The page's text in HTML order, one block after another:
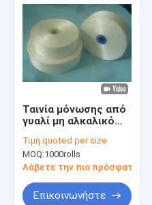
Ταινία μόνωσης από
γυαλί μη αλκαλικό
απλή υφαντική
Τιμή:quoted per size
MOQ:1000rolls
Λάβετε την πιο πρόσφατη
Επικοινωνήστε